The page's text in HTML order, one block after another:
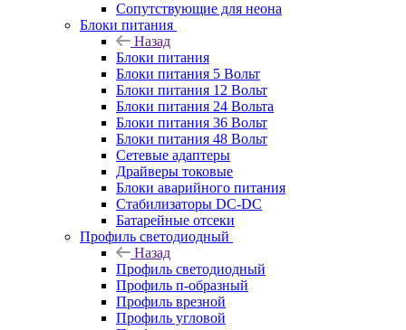
Сопутствующие для неона
Блоки питания
Назад
Блоки питания
Блоки питания 5 Вольт
Блоки питания 12 Вольт
Блоки питания 24 Вольта
Блоки питания 36 Вольт
Блоки питания 48 Вольт
Сетевые адаптеры
Драйверы токовые
Блоки аварийного питания
Стабилизаторы DC-DC
Батарейные отсеки
Профиль светодиодный
Назад
Профиль светодиодный
Профиль п-образный
Профиль врезной
Профиль угловой